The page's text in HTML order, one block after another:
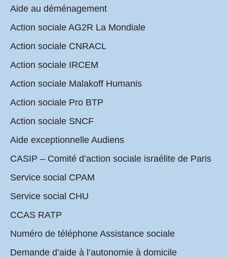
Aide au déménagement
Action sociale AG2R La Mondiale
Action sociale CNRACL
Action sociale IRCEM
Action sociale Malakoff Humanis
Action sociale Pro BTP
Action sociale SNCF
Aide exceptionnelle Audiens
CASIP – Comité d’action sociale israélite de Paris
Service social CPAM
Service social CHU
CCAS RATP
Numéro de téléphone Assistance sociale
Demande d’aide à l’autonomie à domicile